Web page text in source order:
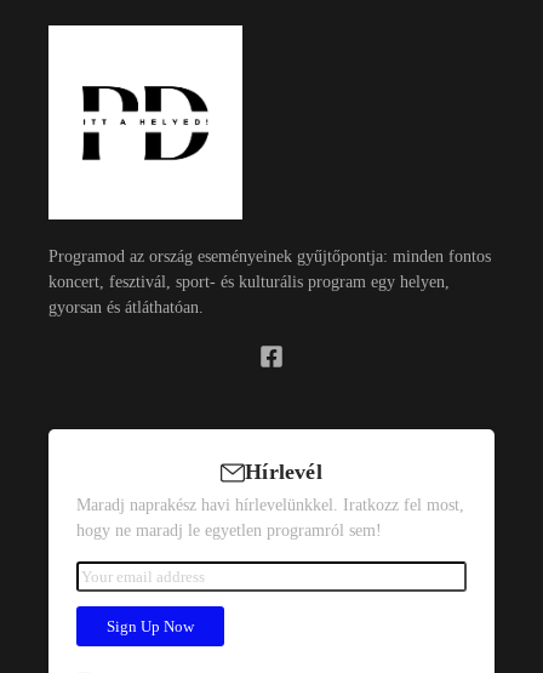
Programod az ország eseményeinek gyűjtőpontja: minden fontos
koncert, fesztivál, sport- és kulturális program egy helyen,
gyorsan és átláthatóan.
Hírlevél
Maradj naprakész havi hírlevelünkkel. Iratkozz fel most,
hogy ne maradj le egyetlen programról sem!